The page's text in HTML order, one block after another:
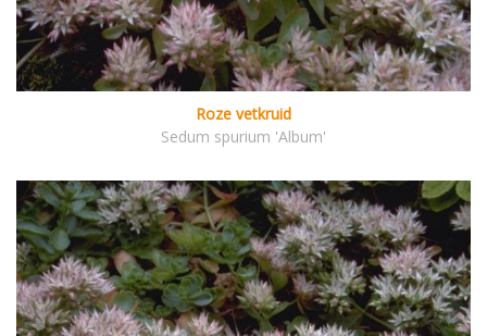
Roze vetkruid
Sedum spurium 'Album'